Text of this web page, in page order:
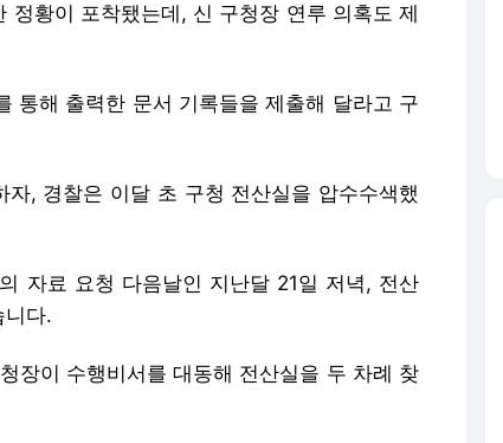
황이 포착됐는데, 신 구청장 연루 의혹도 제
통해 출력한 문서 기록들을 제출해 달라고 구
, 경찰은 이달 초 구청 전산실을 압수수색했
자료 요청 다음날인 지난달 21일 저녁, 전산
니다.
장이 수행비서를 대동해 전산실을 두 차례 찾